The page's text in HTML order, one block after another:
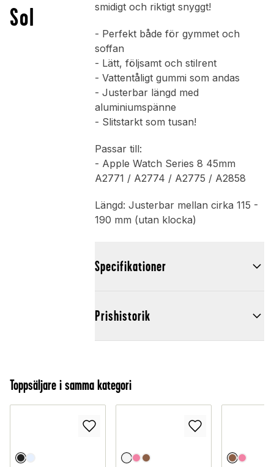
Sol
smidigt och riktigt snyggt!
- Perfekt både för gymmet och
soffan
- Lätt, följsamt och stilrent
- Vattentåligt gummi som andas
- Justerbar längd med
aluminiumspänne
- Slitstarkt som tusan!
Passar till:
- Apple Watch Series 8 45mm
A2771 / A2774 / A2775 / A2858
Längd: Justerbar mellan cirka 115 -
190 mm (utan klocka)
Specifikationer
Prishistorik
Toppsäljare i samma kategori